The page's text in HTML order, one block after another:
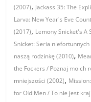
(2007), Jackass 35: The
Larva: New Year's Eve
(2017), Lemony Snicket's A
Snicket: Seria
naszą rodzinkę (2010),
the Fockers / Poznaj moich
mniejszości (2002),
for Old Men / To nie jest